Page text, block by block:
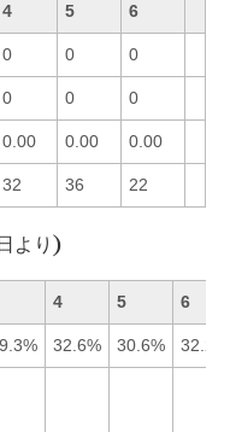
4 5 6
0 0 0
0 0 0
0.00 0.00 0.00
32 36 22
より)
4 5 6
32.6% 30.6% 32.2%